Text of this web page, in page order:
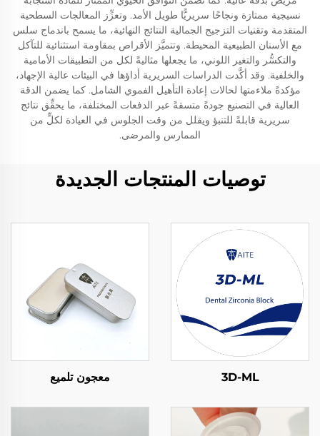
نسيجية ممتازة ونجاحًا سريريًّا طويل الأمد. وتعزِّز المعالجات السطحية
المتقدمة وتقنيات التزجيج الجمالية النتائج النهائية، ما يسمح باندماج سلس
مع الأسنان الطبيعية المحيطة. وتتميَّز الأقراص بمقاومة استثنائية للتآكل
والتكسُّر والتغير اللوني، ما يجعلها مثاليةً لكل من التطبيقات الأمامية
والخلفية. وقد أكَّدت الدراسات السريرية أداؤها في البيئات عالية الإجهاد،
مؤكدةً ملاءمتها لحالات إعادة التأهيل الفموي الشامل. كما يضمن الدقة
العالية في التصنيع جودةً متسقةً عبر الدفعات المختلفة، ما يحقِّق نتائج
سريرية قابلةً للتنبؤ ويقلل من وقت الجلوس في العيادة لكلٍّ من
الممارس والمرضى.
توصيات المنتجات الجديدة
3D-ML معجون تلميع